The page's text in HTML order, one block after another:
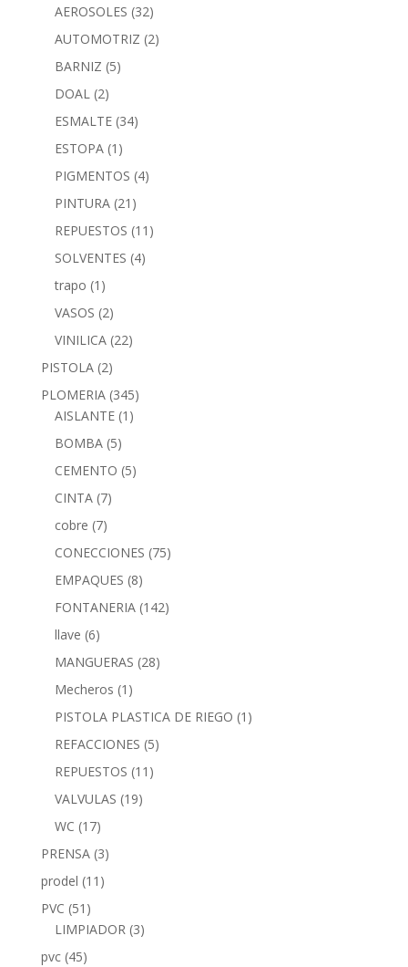
AEROSOLES (32)
AUTOMOTRIZ (2)
BARNIZ (5)
DOAL (2)
ESMALTE (34)
ESTOPA (1)
PIGMENTOS (4)
PINTURA (21)
REPUESTOS (11)
SOLVENTES (4)
trapo (1)
VASOS (2)
VINILICA (22)
PISTOLA (2)
PLOMERIA (345)
AISLANTE (1)
BOMBA (5)
CEMENTO (5)
CINTA (7)
cobre (7)
CONECCIONES (75)
EMPAQUES (8)
FONTANERIA (142)
llave (6)
MANGUERAS (28)
Mecheros (1)
PISTOLA PLASTICA DE RIEGO (1)
REFACCIONES (5)
REPUESTOS (11)
VALVULAS (19)
WC (17)
PRENSA (3)
prodel (11)
PVC (51)
LIMPIADOR (3)
pvc (45)